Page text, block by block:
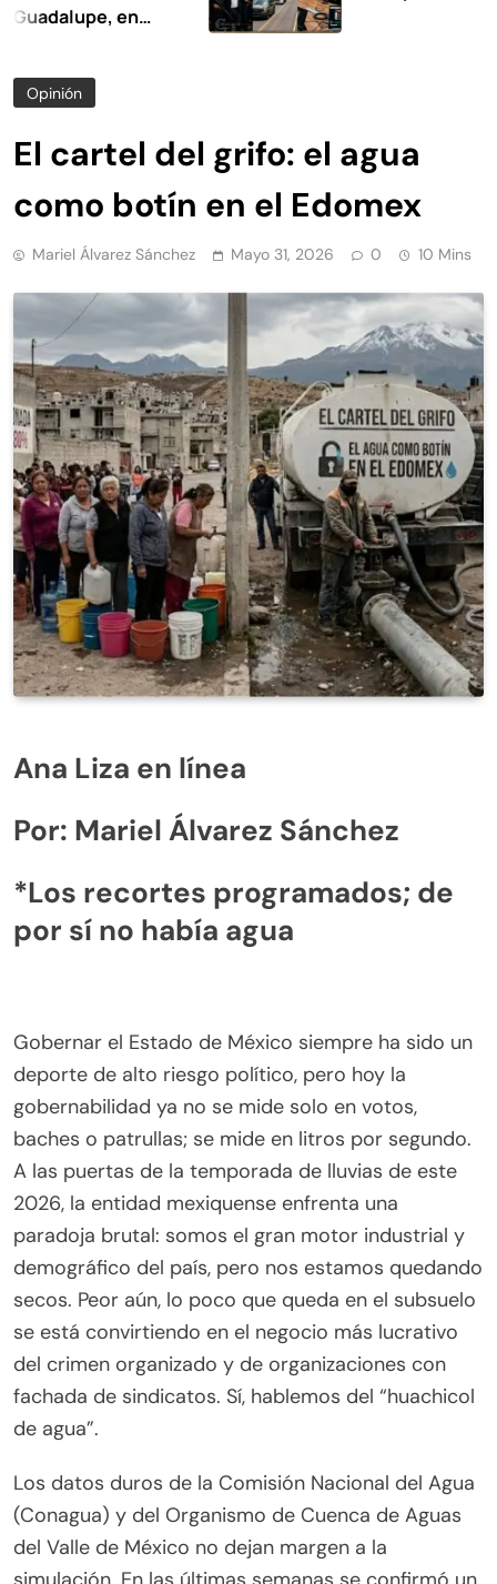
en
Opinión
El cartel del grifo: el agua
como botín en el Edomex
Mariel Álvarez Sánchez Mayo 31, 2026 0 10 Mins
Ana Liza en línea
Por: Mariel Álvarez Sánchez
*Los recortes programados; de
por sí no había agua
Gobernar el Estado de México siempre ha sido un
deporte de alto riesgo político, pero hoy la
gobernabilidad ya no se mide solo en votos,
baches o patrullas; se mide en litros por segundo.
A las puertas de la temporada de lluvias de este
2026, la entidad mexiquense enfrenta una
paradoja brutal: somos el gran motor industrial y
demográfico del país, pero nos estamos quedando
secos. Peor aún, lo poco que queda en el subsuelo
se está convirtiendo en el negocio más lucrativo
del crimen organizado y de organizaciones con
fachada de sindicatos. Sí, hablemos del “huachicol
de agua”.
Los datos duros de la Comisión Nacional del Agua
(Conagua) y del Organismo de Cuenca de Aguas
del Valle de México no dejan margen a la